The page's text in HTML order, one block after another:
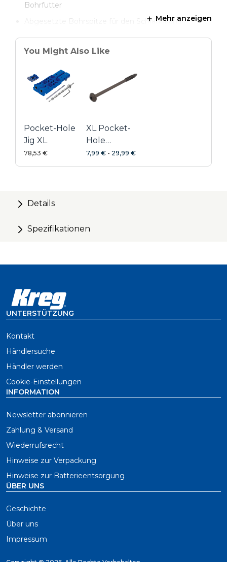
Bohrfutter
Abgesetzte Bohrspitze für den Schraubkanal
Gelaserte Markierungen am Bohrerschaft
Original Ersatzteil von Kreg
Mehr anzeigen
You Might Also Like
Pocket-Hole
Jig XL
78,53 €
XL Pocket-
Hole
Schrauben
7,99 € - 29,99 €
Details
Spezifikationen
UNTERSTÜTZUNG
Kontakt
Händlersuche
Händler werden
Cookie-Einstellungen
INFORMATION
Newsletter abonnieren
Zahlung & Versand
Wiederrufsrecht
Hinweise zur Verpackung
Hinweise zur Batterieentsorgung
ÜBER UNS
Geschichte
Über uns
Impressum